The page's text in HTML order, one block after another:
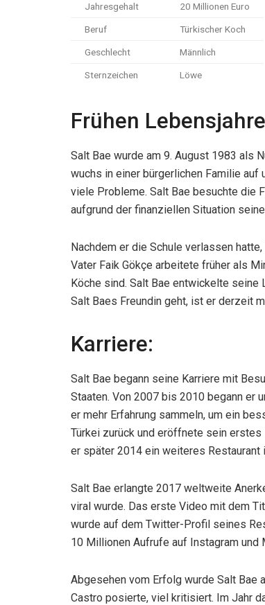
Jahresgehalt 20 Millionen Euro
Beruf Türkischer Koch
Geschlecht Männlich
Sternzeichen Löwe
Frühen
Salt Bae wurde am 9. August 1983 als
wuchs in einer bürgerlichen Familie
viele Probleme. Salt Bae besuchte die
aufgrund der finanziellen Situation
Nachdem er die Schule verlassen
Vater Faik Gökçe arbeitete früher als
Köche sind. Salt Bae entwickelte seine
Salt Baes Freundin geht, ist er derzeit
Karriere:
Salt Bae begann seine Karriere mit
Staaten. Von 2007 bis 2010 begann er
er mehr Erfahrung sammeln, um ein
Türkei zurück und eröffnete sein
er später 2014 ein weiteres Restaurant
Salt Bae erlangte 2017 weltweite
viral wurde. Das erste Video mit dem
wurde auf dem Twitter-Profil seines
10 Millionen Aufrufe auf Instagram und
Abgesehen vom Erfolg wurde Salt Bae
Castro posierte, viel kritisiert. Im Jahr